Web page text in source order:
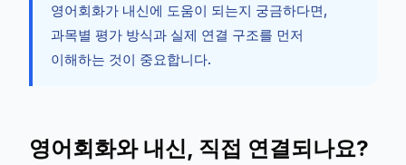
영어회화가 내신에 도움이 되는지 궁금하다면,
과목별 평가 방식과 실제 연결 구조를 먼저
이해하는 것이 중요합니다.
영어회화와 내신, 직접 연결되나요?